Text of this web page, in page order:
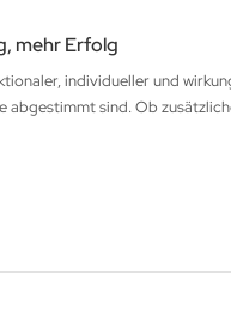
mehr Erfolg
individueller und
sind. Ob